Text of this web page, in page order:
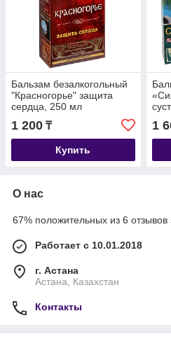
Бальзам безалкогольный
"Красногорье" защита
сердца, 250 мл
1 200 ₸
Купить
1
О нас
67% положительных из 6 отзывов
Работает с 10.01.2018
г. Астана
Астана, Казахстан
Контакты